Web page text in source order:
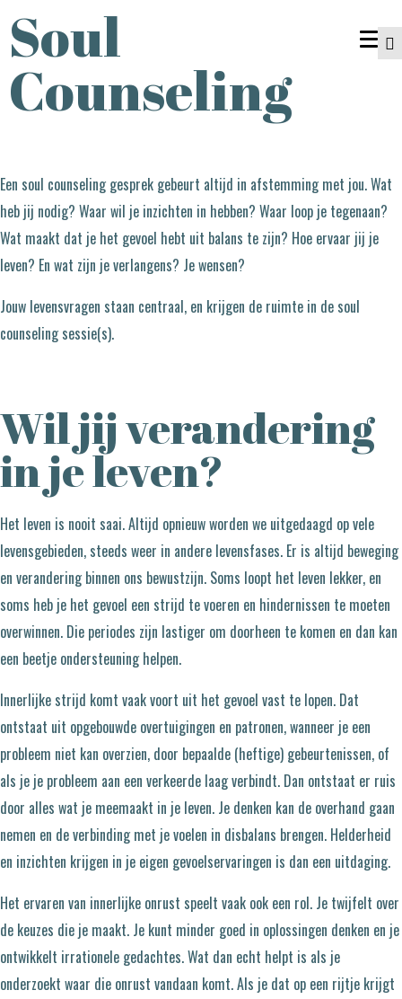
Soul
Counseling
Een soul counseling gesprek gebeurt altijd in afstemming met jou. Wat
heb jij nodig? Waar wil je inzichten in hebben? Waar loop je tegenaan?
Wat maakt dat je het gevoel hebt uit balans te zijn? Hoe ervaar jij je
leven? En wat zijn je verlangens? Je wensen?
Jouw levensvragen staan centraal, en krijgen de ruimte in de soul
counseling sessie(s).
Wil jij verandering
in je leven?
Het leven is nooit saai. Altijd opnieuw worden we uitgedaagd op vele
levensgebieden, steeds weer in andere levensfases. Er is altijd beweging
en verandering binnen ons bewustzijn. Soms loopt het leven lekker, en
soms heb je het gevoel een strijd te voeren en hindernissen te moeten
overwinnen. Die periodes zijn lastiger om doorheen te komen en dan kan
een beetje ondersteuning helpen.
Innerlijke strijd komt vaak voort uit het gevoel vast te lopen. Dat
ontstaat uit opgebouwde overtuigingen en patronen, wanneer je een
probleem niet kan overzien, door bepaalde (heftige) gebeurtenissen, of
als je je probleem aan een verkeerde laag verbindt. Dan ontstaat er ruis
door alles wat je meemaakt in je leven. Je denken kan de overhand gaan
nemen en de verbinding met je voelen in disbalans brengen. Helderheid
en inzichten krijgen in je eigen gevoelservaringen is dan een uitdaging.
Het ervaren van innerlijke onrust speelt vaak ook een rol. Je twijfelt over
de keuzes die je maakt. Je kunt minder goed in oplossingen denken en je
ontwikkelt irrationele gedachtes. Wat dan echt helpt is als je
onderzoekt waar die onrust vandaan komt. Als je dat op een rijtje krijgt